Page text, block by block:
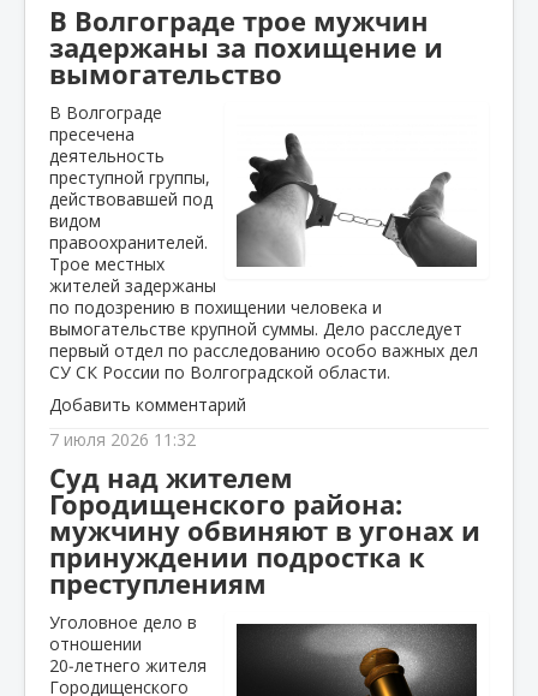
В Волгограде трое мужчин
задержаны за похищение и
вымогательство
В Волгограде
пресечена
деятельность
преступной группы,
действовавшей под
видом
правоохранителей.
Трое местных
жителей задержаны
по подозрению в похищении человека и
вымогательстве крупной суммы. Дело расследует
первый отдел по расследованию особо важных дел
СУ СК России по Волгоградской области.
Добавить комментарий
7 июля 2026 11:32
Суд над жителем
Городищенского района:
мужчину обвиняют в угонах и
принуждении подростка к
преступлениям
Уголовное дело в
отношении
20‑летнего жителя
Городищенского